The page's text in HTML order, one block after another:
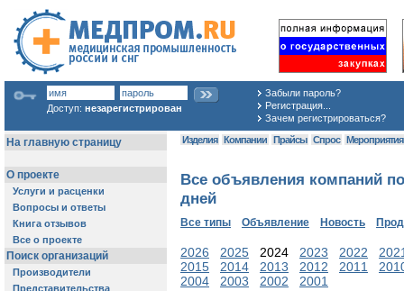
Доступ: незарегистрирован
Забыли пароль?
Регистрация...
Зачем регистрироваться?
Изделия Компании Прайсы Спрос Мероприятия
Все объявления компаний
дней
Все типы Объявление Новость
2026 2025 2024 2023 2022
2015
2014 2013 2012 2011
2004
2003 2002
2001